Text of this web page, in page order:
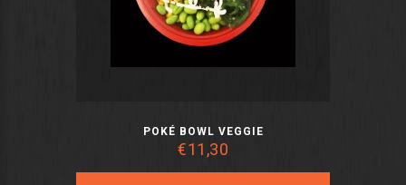
POKÉ BOWL VEGGIE
€11,30